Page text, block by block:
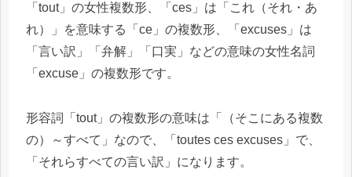
「tout」の女性複数形、「ces」は「これ（それ・あ
れ）」を意味する「ce」の複数形、「excuses」は
「言い訳」「弁解」「口実」などの意味の女性名詞
「excuse」の複数形です。
形容詞「tout」の複数形の意味は「（そこにある複数
の）～すべて」なので、「toutes ces excuses」で、
「それらすべての言い訳」になります。